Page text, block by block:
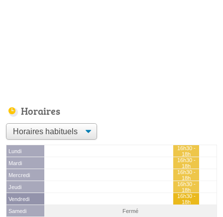
Horaires
Lundi
16h30 -
18h
Mardi
16h30 -
18h
Mercredi
16h30 -
18h
Jeudi
16h30 -
18h
Vendredi
16h30 -
18h
Samedi
Fermé